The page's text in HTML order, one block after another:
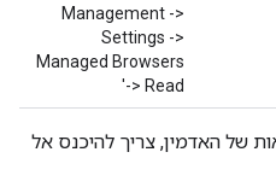
Management ->
Settings ->
Managed Browsers
-> Read'
של האדמין, צריך להיכנס אל